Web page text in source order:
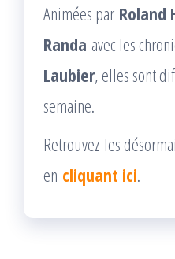
Animées par Roland
Randa avec les
Laubier, elles sont
semaine.
Retrouvez-les
en cliquant ici.